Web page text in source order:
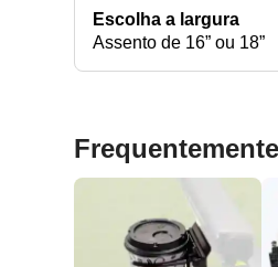
Escolha a largura
Assento de 16” ou 18”